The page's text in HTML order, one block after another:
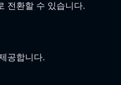
전환할 수 있습니다.
공합니다.